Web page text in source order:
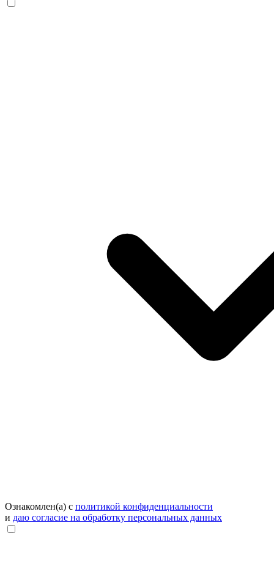
Ознакомлен(а) с политикой конфиденциальности
и даю согласие на обработку персональных данных